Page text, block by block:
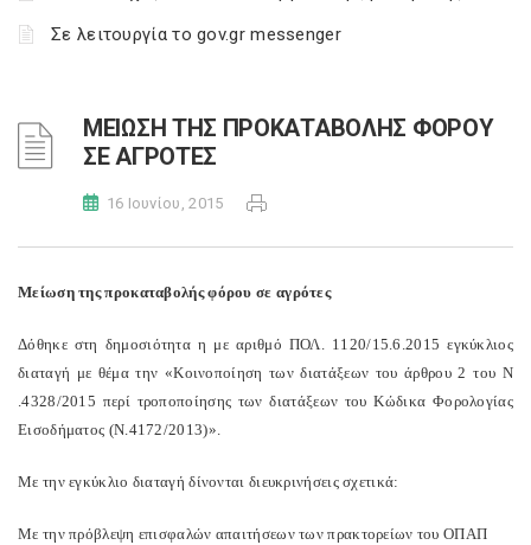
Σε λειτουργία το gov.gr messenger
ΜΕΙΩΣΗ ΤΗΣ ΠΡΟΚΑΤΑΒΟΛΗΣ ΦΟΡΟΥ
ΣΕ ΑΓΡΟΤΕΣ
16 Ιουνίου, 2015
Μείωση της προκαταβολής φόρου σε αγρότες
Δόθηκε στη δημοσιότητα η με αριθμό ΠΟΛ. 1120/15.6.2015 εγκύκλιος
διαταγή με θέμα την «Κοινοποίηση των διατάξεων του άρθρου 2 του N
.4328/2015 περί τροποποίησης των διατάξεων του Κώδικα Φορολογίας
Εισοδήματος (N.4172/2013)».
Με την εγκύκλιο διαταγή δίνονται διευκρινήσεις σχετικά:
Με την πρόβλεψη επισφαλών απαιτήσεων των πρακτορείων του ΟΠΑΠ